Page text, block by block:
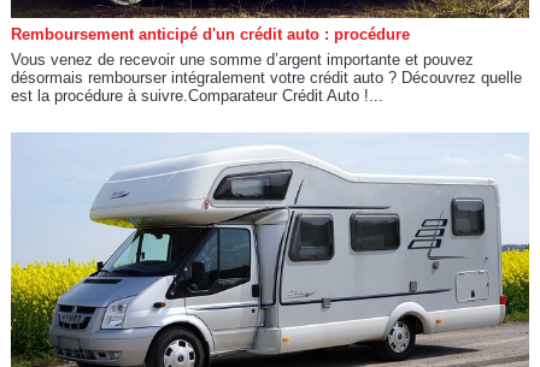
Remboursement anticipé d'un crédit auto : procédure
Vous venez de recevoir une somme d’argent importante et pouvez
désormais rembourser intégralement votre crédit auto ? Découvrez quelle
est la procédure à suivre.Comparateur Crédit Auto !...